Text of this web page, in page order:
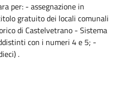
per: - assegnazione in
gratuito dei locali comunali
di Castelvetrano - Sistema
con i numeri 4 e 5; -
.